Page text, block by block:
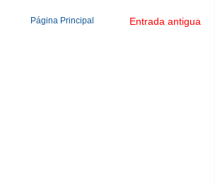
Entrada antigua
Página Principal